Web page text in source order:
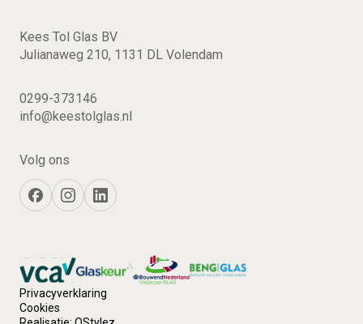
Kees Tol Glas BV
Julianaweg 210, 1131 DL Volendam
0299-373146
info@keestolglas.nl
Volg ons
Privacyverklaring
Cookies